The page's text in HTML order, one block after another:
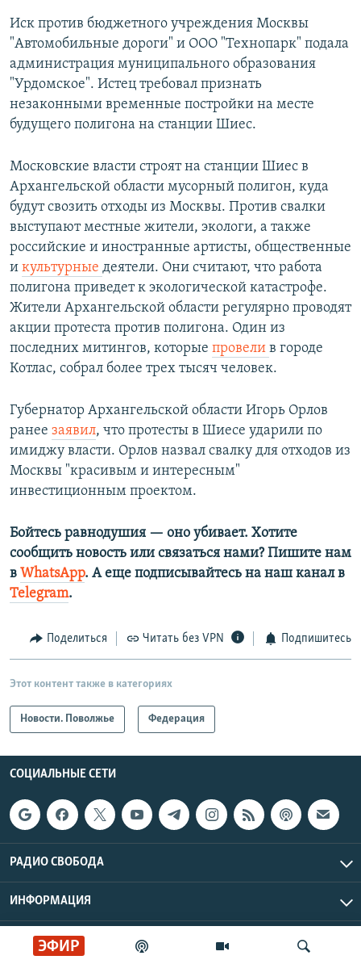
ЭФИР
Иск против бюджетного учреждения Москвы
"Автомобильные дороги" и ООО "Технопарк" подала
администрация муниципального образования
"Урдомское". Истец требовал признать
незаконными временные постройки на месте
будущего полигона на станции Шиес.
Московские власти строят на станции Шиес в
Архангельской области мусорный полигон, куда
будут свозить отходы из Москвы. Против свалки
выступают местные жители, экологи, а также
российские и иностранные артисты, общественные
и культурные деятели. Они считают, что работа
полигона приведет к экологической катастрофе.
Жители Архангельской области регулярно проводят
акции протеста против полигона. Один из
последних митингов, которые провели в городе
Котлас, собрал более трех тысяч человек.
Губернатор Архангельской области Игорь Орлов
ранее заявил, что протесты в Шиесе ударили по
имиджу власти. Орлов назвал свалку для отходов из
Москвы "красивым и интересным"
инвестиционным проектом.
Бойтесь равнодушия — оно убивает. Хотите
сообщить новость или связаться нами? Пишите нам
в WhatsApp. А еще подписывайтесь на наш канал в
Telegram.
Поделиться Читать без VPN Подпишитесь
Этот контент также в категориях
Новости. Поволжье Федерация
СОЦИАЛЬНЫЕ СЕТИ
РАДИО СВОБОДА
ИНФОРМАЦИЯ
Радио Свобода © 2026 RFE/RL, Inc. | Все права защищены.